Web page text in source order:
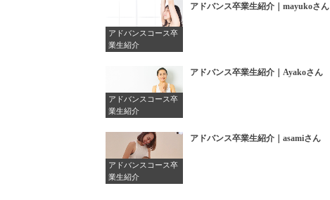
アドバンスコース卒
業生紹介
アドバンス卒業生紹介｜mayukoさん
アドバンスコース卒
業生紹介
アドバンス卒業生紹介｜Ayakoさん
アドバンスコース卒
業生紹介
アドバンス卒業生紹介｜asamiさん